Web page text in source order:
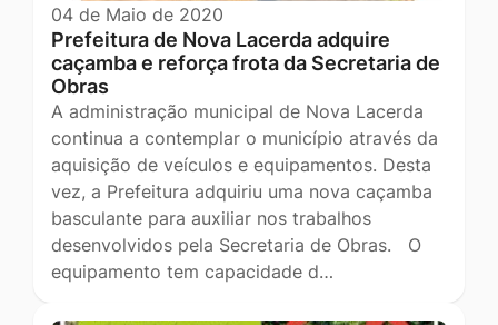
04 de Maio de 2020
Prefeitura de Nova Lacerda adquire
caçamba e reforça frota da Secretaria de
Obras
A administração municipal de Nova Lacerda
continua a contemplar o município através da
aquisição de veículos e equipamentos. Desta
vez, a Prefeitura adquiriu uma nova caçamba
basculante para auxiliar nos trabalhos
desenvolvidos pela Secretaria de Obras. O
equipamento tem capacidade d…